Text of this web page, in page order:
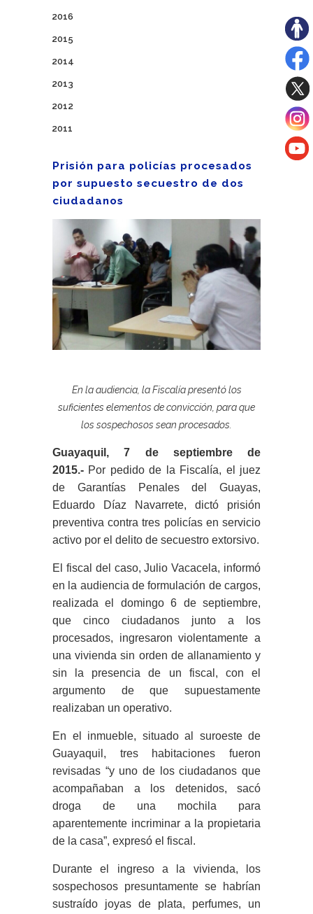
2016
2015
2014
2013
2012
2011
Prisión para policías procesados
por supuesto secuestro de dos
ciudadanos
En la audiencia, la Fiscalía presentó los
suficientes elementos de convicción, para que
los sospechosos sean procesados.
Guayaquil, 7 de septiembre de
2015.- Por pedido de la Fiscalía, el juez
de Garantías Penales del Guayas,
Eduardo Díaz Navarrete, dictó prisión
preventiva contra tres policías en servicio
activo por el delito de secuestro extorsivo.
El fiscal del caso, Julio Vacacela, informó
en la audiencia de formulación de cargos,
realizada el domingo 6 de septiembre,
que cinco ciudadanos junto a los
procesados, ingresaron violentamente a
una vivienda sin orden de allanamiento y
sin la presencia de un fiscal, con el
argumento de que supuestamente
realizaban un operativo.
En el inmueble, situado al suroeste de
Guayaquil, tres habitaciones fueron
revisadas “y uno de los ciudadanos que
acompañaban a los detenidos, sacó
droga de una mochila para
aparentemente incriminar a la propietaria
de la casa”, expresó el fiscal.
Durante el ingreso a la vivienda, los
sospechosos presuntamente se habrían
sustraído joyas de plata, perfumes, un